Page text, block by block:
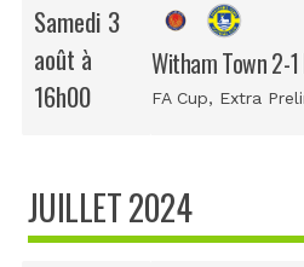
Samedi 3
août à
16h00
Witham Town 2-
FA Cup, Extra
JUILLET 2024